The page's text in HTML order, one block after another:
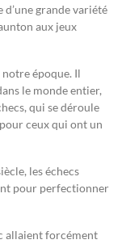
grande variété
aux jeux
époque. Il
le monde entier,
qui se déroule
ceux qui ont un
les échecs
pour perfectionner
allaient forcément